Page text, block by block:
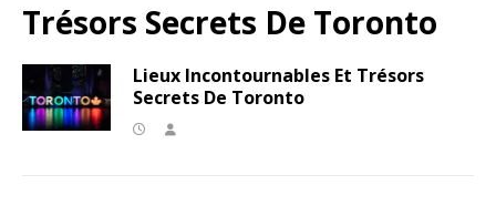
Trésors Secrets De Toronto
Lieux Incontournables Et Trésors
Secrets De Toronto